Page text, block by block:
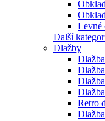
Levné
Další
Dlažby
Retro